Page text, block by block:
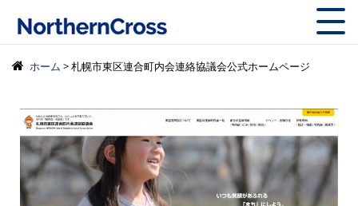
株式会社ノーザン
ホーム > 札幌市東区連合町内会連絡協議会公式ホームページ